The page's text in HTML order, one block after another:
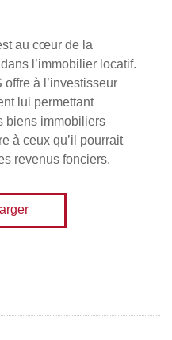
au cœur de la
l’immobilier locatif.
offre à l’investisseur
lui permettant
biens immobiliers
à ceux qu’il pourrait
revenus fonciers.